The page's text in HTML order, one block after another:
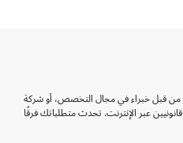
من قبل خبراء في مجال التخصص، أو شركة
عبر الإنترنت. تحدث متطلباتك فرقًا